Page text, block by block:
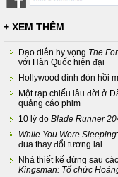
+ XEM THÊM
Đạo diễn hy vọng The
với Hàn Quốc hiện đại
Hollywood dính đòn hồi
Một rạp chiếu lâu đời ở
quảng cáo phim
10 lý do Blade Runner
While You Were Sleeping
đua thay đổi tương lai
Nhà thiết kế đứng sau
Kingsman: Tổ chức